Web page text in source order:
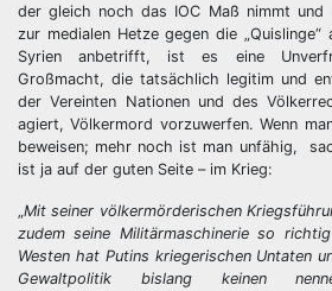
der gleich noch das IOC Maß nimmt und
zur medialen Hetze gegen die
Syrien anbetrifft, ist es eine
Großmacht, die tatsächlich legitim und
der Vereinten Nationen und des
agiert, Völkermord vorzuwerfen. Wenn
beweisen; mehr noch ist man unfähig,
ist ja auf der guten Seite – im Krieg:
„Mit seiner völkermörderischen
zudem seine Militärmaschinerie so
Westen hat Putins kriegerischen Untaten
Gewaltpolitik bislang keinen